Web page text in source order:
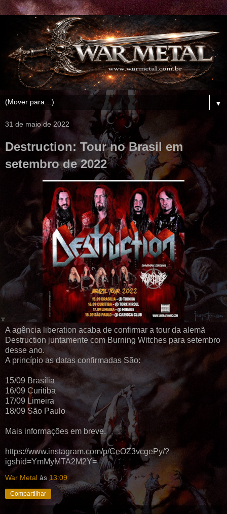
▼
31 de maio de 2022
Destruction: Tour no Brasil em
setembro de 2022
A agência liberation acaba de confirmar a tour da alemã
Destruction juntamente com Burning Witches para setembro
desse ano.
A princípio as datas confirmadas São:
15/09 Brasília
16/09 Curitiba
17/09 Limeira
18/09 São Paulo
Mais informações em breve.
https://www.instagram.com/p/CeOZ3vcgePy/?
igshid=YmMyMTA2M2Y=
War Metal às 13:09
Compartilhar